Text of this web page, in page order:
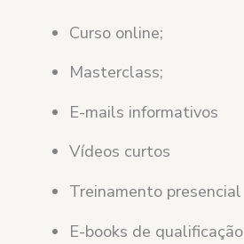
Curso online;
Masterclass;
E-mails informativos
Vídeos curtos
Treinamento presencial
E-books de qualificação